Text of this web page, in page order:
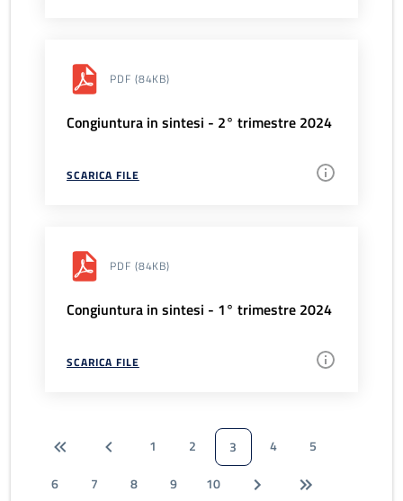
PDF (84KB)
Congiuntura in sintesi - 2° trimestre 2024
SCARICA FILE
PDF (84KB)
Congiuntura in sintesi - 1° trimestre 2024
SCARICA FILE
1 2 3 4
5
6
7 8 9 10